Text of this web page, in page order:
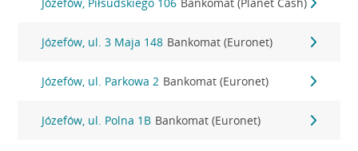
Józefów, ul. 3 Maja 148 Bankomat (Euronet)
Józefów, ul. Parkowa 2 Bankomat (Euronet)
Józefów, ul. Polna 1B Bankomat (Euronet)